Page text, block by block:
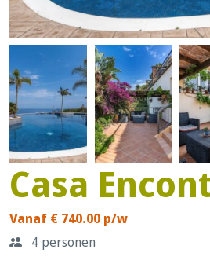
Casa
Vanaf € 740.00 p/w
4 personen